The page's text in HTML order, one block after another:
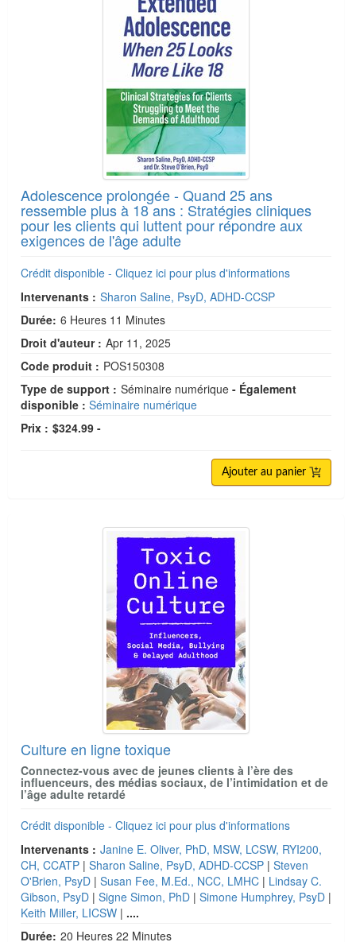
Adolescence prolongée - Quand 25 ans
ressemble plus à 18 ans : Stratégies cliniques
pour les clients qui luttent pour répondre aux
exigences de l'âge adulte
Crédit disponible - Cliquez ici pour plus d'informations
Intervenants : Sharon Saline, PsyD, ADHD-CCSP
Durée: 6 Heures 11 Minutes
Droit d'auteur : Apr 11, 2025
Code produit : POS150308
Type de support : Séminaire numérique - Également
disponible : Séminaire numérique
Prix : $324.99 -
Ajouter au panier
Culture en ligne toxique
Connectez-vous avec de jeunes clients à l’ère des
influenceurs, des médias sociaux, de l’intimidation et de
l’âge adulte retardé
Crédit disponible - Cliquez ici pour plus d'informations
Intervenants : Janine E. Oliver, PhD, MSW, LCSW, RYI200,
CH, CCATP | Sharon Saline, PsyD, ADHD-CCSP | Steven
O'Brien, PsyD | Susan Fee, M.Ed., NCC, LMHC | Lindsay C.
Gibson, PsyD | Signe Simon, PhD | Simone Humphrey, PsyD |
Keith Miller, LICSW | ....
Durée: 20 Heures 22 Minutes